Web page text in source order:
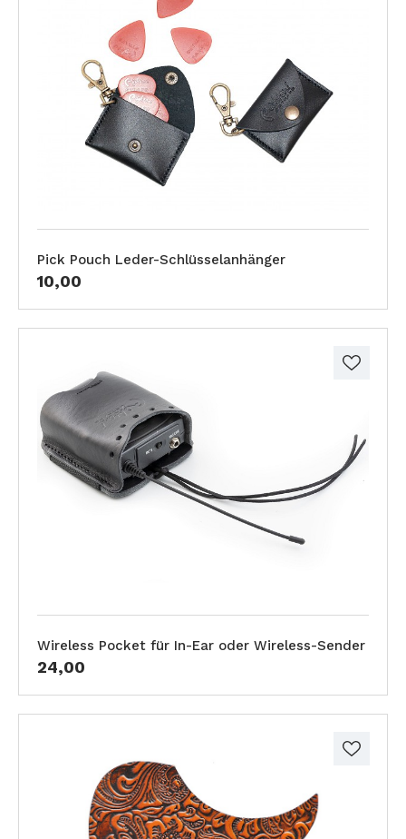
Pick Pouch Leder-Schlüsselanhänger
10,00
Wireless Pocket für In-Ear oder Wireless-Sender
24,00